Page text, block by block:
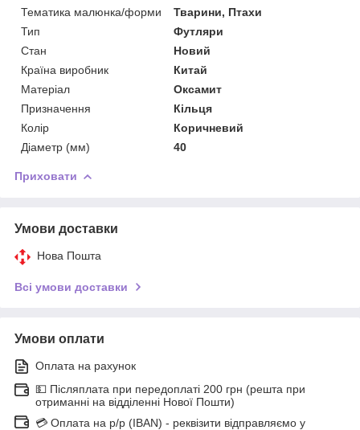
Тематика малюнка/форми
Тварини, Птахи
Тип
Футляри
Стан
Новий
Країна виробник
Китай
Матеріал
Оксамит
Призначення
Кільця
Колір
Коричневий
Діаметр (мм)
40
Приховати
Умови доставки
Нова Пошта
Всі умови доставки
Умови оплати
Оплата на рахунок
💵 Післяплата при передоплаті 200 грн (решта при
отриманні на відділенні Нової Пошти)
💳 Оплата на р/р (IBAN) - реквізити відправляємо у